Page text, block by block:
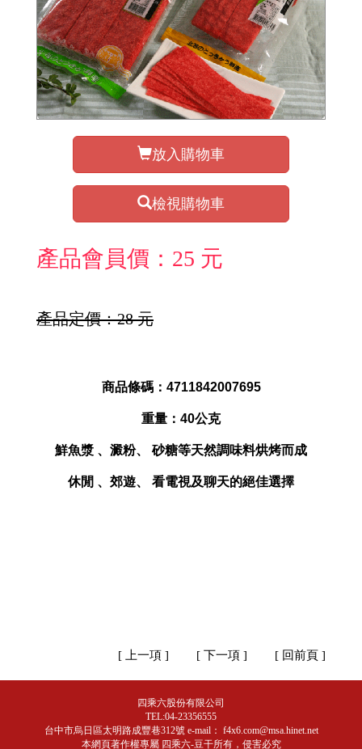
放入購物車
檢視購物車
產品會員價：25 元
產品定價：28 元
商品條碼：4711842007695
重量：40公克
鮮魚漿 、澱粉、 砂糖等天然調味料烘烤而成
休閒 、郊遊、 看電視及聊天的絕佳選擇
[ 上一項 ] [ 下一項 ] [ 回前頁 ]
四乘六股份有限公司
TEL:04-23356555
台中市烏日區太明路成豐巷312號 e-mail： f4x6.com@msa.hinet.net
本網頁著作權專屬四乘六-豆干所有，侵害必究